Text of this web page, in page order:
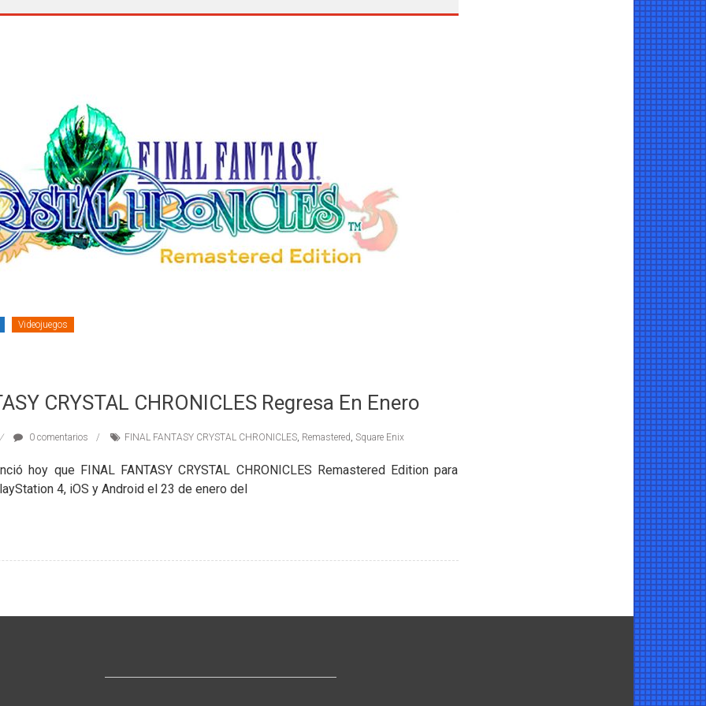
Videojuegos
CRYSTAL CHRONICLES Regresa En Enero
0 comentarios FINAL FANTASY CRYSTAL CHRONICLES, Remastered, Square Enix
hoy que FINAL FANTASY CRYSTAL CHRONICLES Remastered Edition para
4, iOS y Android el 23 de enero del